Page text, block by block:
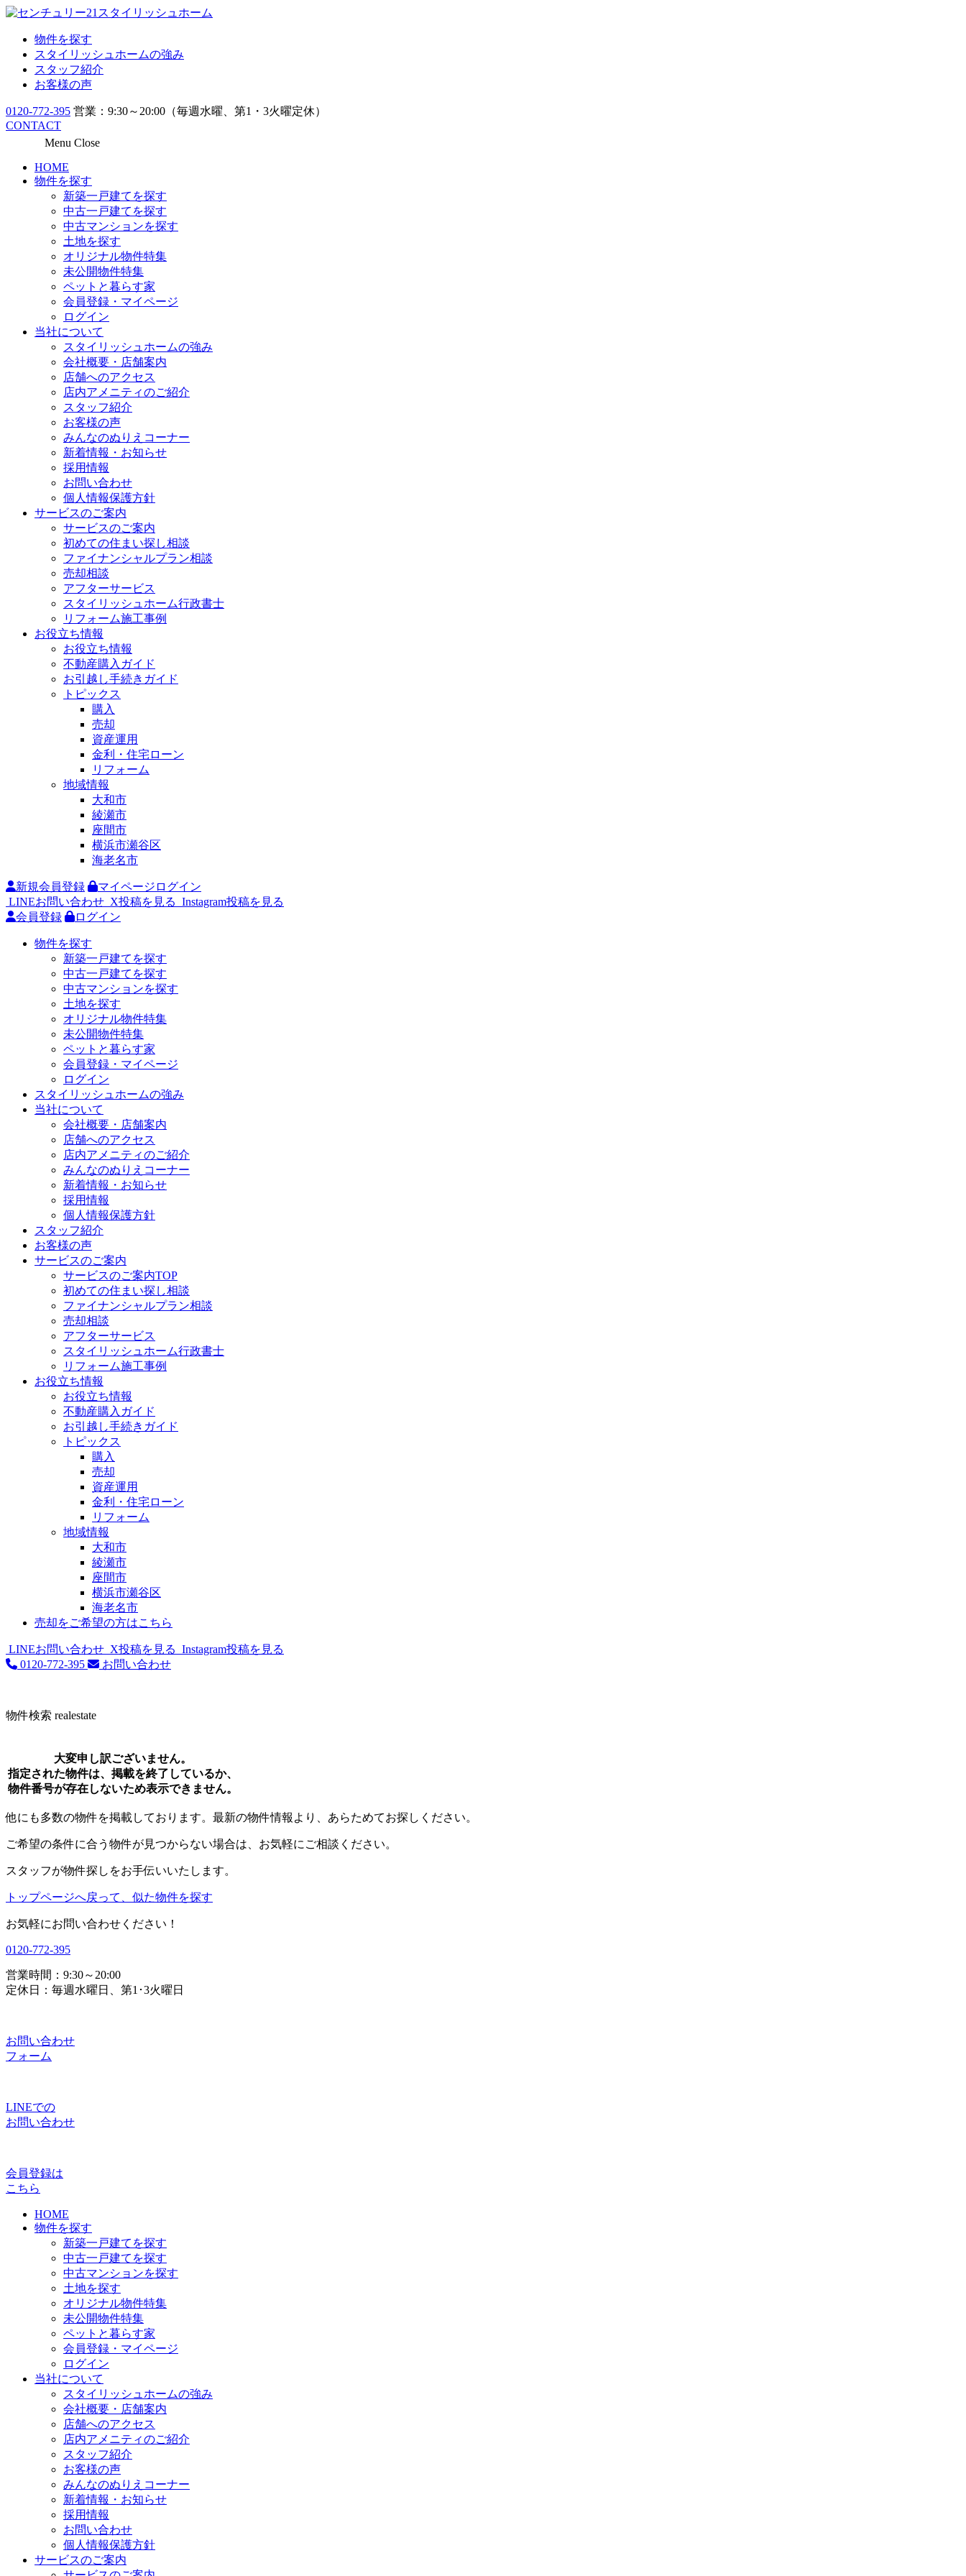
物件を探す
スタイリッシュホームの強み
スタッフ紹介
お客様の声
0120-772-395 営業：9:30～20:00（毎週水曜、第1・3火曜定休）
CONTACT
Menu Close
HOME
物件を探す
新築一戸建てを探す
中古一戸建てを探す
中古マンションを探す
土地を探す
オリジナル物件特集
未公開物件特集
ペットと暮らす家
会員登録・マイページ
ログイン
当社について
スタイリッシュホームの強み
会社概要・店舗案内
店舗へのアクセス
店内アメニティのご紹介
スタッフ紹介
お客様の声
みんなのぬりえコーナー
新着情報・お知らせ
採用情報
お問い合わせ
個人情報保護方針
サービスのご案内
サービスのご案内
初めての住まい探し相談
ファイナンシャルプラン相談
売却相談
アフターサービス
スタイリッシュホーム行政書士
リフォーム施工事例
お役立ち情報
お役立ち情報
不動産購入ガイド
お引越し手続きガイド
トピックス
購入
売却
資産運用
金利・住宅ローン
リフォーム
地域情報
大和市
綾瀬市
座間市
横浜市瀬谷区
海老名市
新規会員登録
マイページログイン
LINEお問い合わせ X投稿を見る Instagram投稿を見る
会員登録
ログイン
物件を探す
新築一戸建てを探す
中古一戸建てを探す
中古マンションを探す
土地を探す
オリジナル物件特集
未公開物件特集
ペットと暮らす家
会員登録・マイページ
ログイン
スタイリッシュホームの強み
当社について
会社概要・店舗案内
店舗へのアクセス
店内アメニティのご紹介
みんなのぬりえコーナー
新着情報・お知らせ
採用情報
個人情報保護方針
スタッフ紹介
お客様の声
サービスのご案内
サービスのご案内TOP
初めての住まい探し相談
ファイナンシャルプラン相談
売却相談
アフターサービス
スタイリッシュホーム行政書士
リフォーム施工事例
お役立ち情報
お役立ち情報
不動産購入ガイド
お引越し手続きガイド
トピックス
購入
売却
資産運用
金利・住宅ローン
リフォーム
地域情報
大和市
綾瀬市
座間市
横浜市瀬谷区
海老名市
売却をご希望の方はこちら
LINEお問い合わせ X投稿を見る Instagram投稿を見る
0120-772-395
お問い合わせ
物件検索 realestate
大変申し訳ございません。
指定された物件は、掲載を終了しているか、
物件番号が存在しないため表示できません。
他にも多数の物件を掲載しております。最新の物件情報より、あらためてお探しください。
ご希望の条件に合う物件が見つからない場合は、お気軽にご相談ください。
スタッフが物件探しをお手伝いいたします。
トップページへ戻って、似た物件を探す
お気軽にお問い合わせください！
0120-772-395
営業時間：9:30～20:00
定休日：毎週水曜日、第1･3火曜日
お問い合わせ
フォーム
LINEでの
お問い合わせ
会員登録は
こちら
HOME
物件を探す
新築一戸建てを探す
中古一戸建てを探す
中古マンションを探す
土地を探す
オリジナル物件特集
未公開物件特集
ペットと暮らす家
会員登録・マイページ
ログイン
当社について
スタイリッシュホームの強み
会社概要・店舗案内
店舗へのアクセス
店内アメニティのご紹介
スタッフ紹介
お客様の声
みんなのぬりえコーナー
新着情報・お知らせ
採用情報
お問い合わせ
個人情報保護方針
サービスのご案内